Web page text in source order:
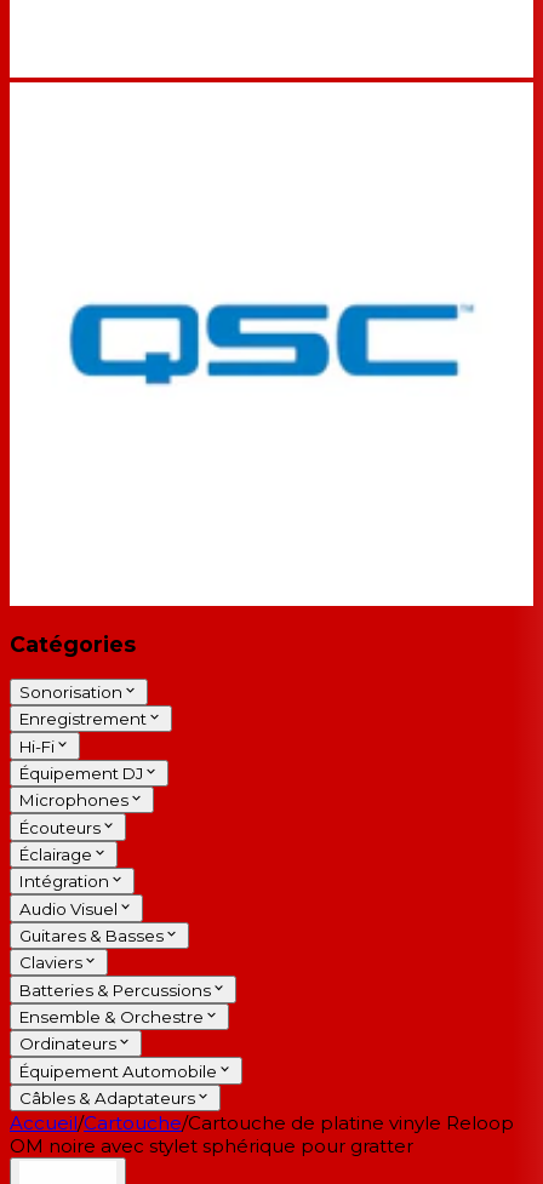
Catégories
Sonorisation
Enregistrement
Hi-Fi
Équipement DJ
Microphones
Écouteurs
Éclairage
Intégration
Audio Visuel
Guitares & Basses
Claviers
Batteries & Percussions
Ensemble & Orchestre
Ordinateurs
Équipement Automobile
Câbles & Adaptateurs
Accueil/Cartouche/Cartouche de platine vinyle Reloop
OM noire avec stylet sphérique pour gratter